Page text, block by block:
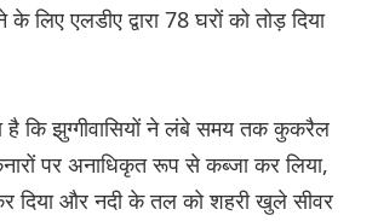
लिए एलडीए द्वारा 78 घरों को तोड़ दिया
है कि झुग्गीवासियों ने लंबे समय तक कुकरैल
पर अनाधिकृत रूप से कब्जा कर लिया,
कर दिया और नदी के तल को शहरी खुले सीवर